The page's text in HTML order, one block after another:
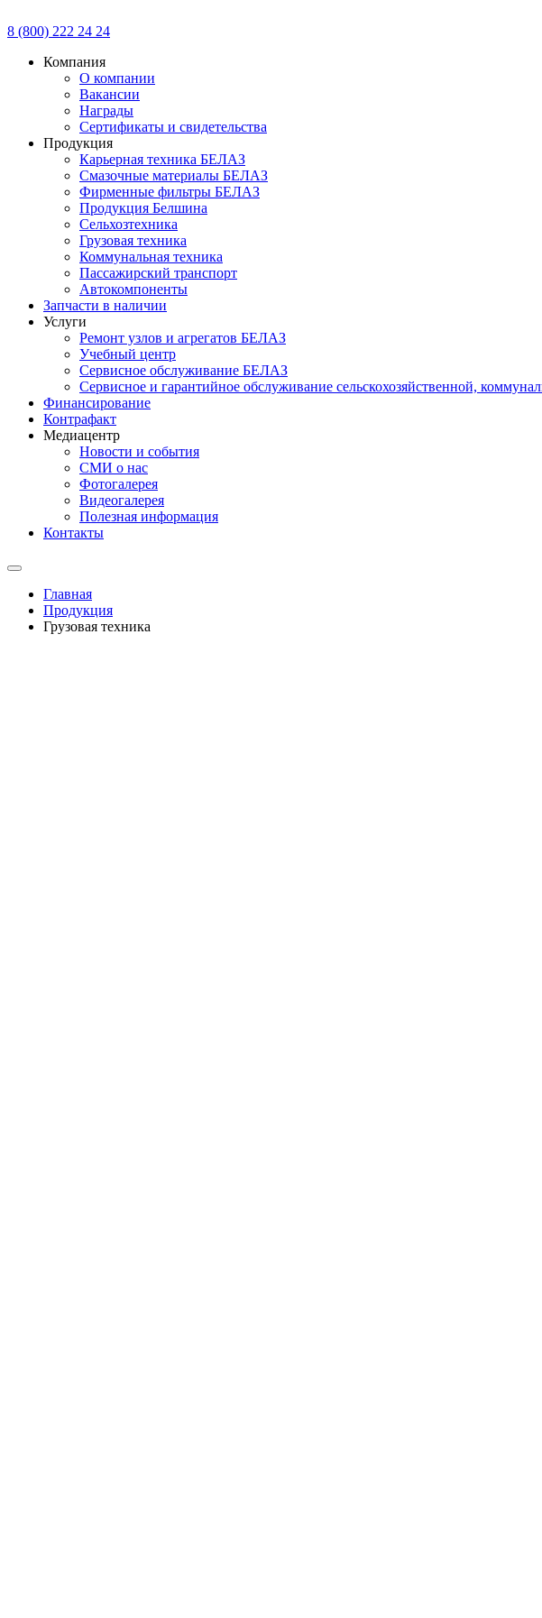
8 (800) 222 24 24
Компания
О компании
Вакансии
Награды
Сертификаты и свидетельства
Продукция
Карьерная техника БЕЛАЗ
Смазочные материалы БЕЛАЗ
Фирменные фильтры БЕЛАЗ
Продукция Белшина
Сельхозтехника
Грузовая техника
Коммунальная техника
Пассажирский транспорт
Автокомпоненты
Запчасти в наличии
Услуги
Ремонт узлов и агрегатов БЕЛАЗ
Учебный центр
Сервисное обслуживание БЕЛАЗ
Сервисное и гарантийное обслуживание сельскохозяйственной,
Финансирование
Контрафакт
Медиацентр
Новости и события
СМИ о нас
Фотогалерея
Видеогалерея
Полезная информация
Контакты
Главная
Продукция
Грузовая техника